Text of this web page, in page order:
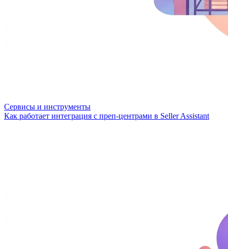
Сервисы и инструменты
Как работает интеграция с преп-центрами в Seller Assistant